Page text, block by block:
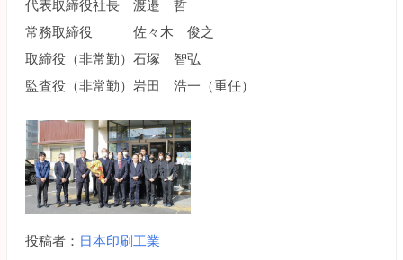
代表取締役社長 渡邉 哲
常務取締役 佐々木 俊之
取締役（非常勤）石塚 智弘
監査役（非常勤）岩田 浩一（重任）
投稿者： 日本印刷工業